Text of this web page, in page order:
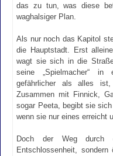
das zu tun, was diese
waghalsiger Plan.
Als nur noch das Kapitol
die Hauptstadt. Erst
wagt sie sich in die
seine „Spielmacher“
gefährlicher als alles
Zusammen mit Finnick,
sogar Peeta, begibt sie
wenn sie nur eines erreicht
Doch der Weg
Entschlossenheit,